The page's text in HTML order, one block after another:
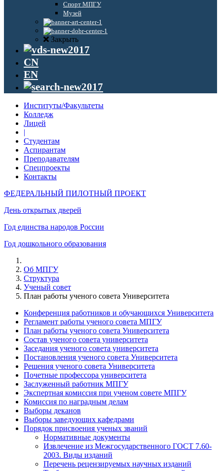
Спорт МПГУ
Музей
Закрыть
CN
EN
Институты/Факультеты
Колледж
Лицей
|
Студентам
Аспирантам
Преподавателям
Спецпроекты
Контакты
ФЕДЕРАЛЬНЫЙ ПИЛОТНЫЙ ПРОЕКТ
День открытых дверей
Год единства народов России
Год дошкольного образования
Об МПГУ
Структура
Ученый совет
План работы ученого совета Университета
Конференция работников и обучающихся Университета
Регламент работы ученого совета МПГУ
План работы ученого совета Университета
Состав ученого совета университета
Заседания ученого совета университета
Постановления ученого совета Университета
Решения ученого совета Университета
Почетные профессора университета
Заслуженный работник МПГУ
Экспертная комиссия при ученом совете МПГУ
Комиссия по наградным делам
Выборы деканов
Выборы заведующих кафедрами
Порядок присвоения ученых званий
Нормативные документы
Извлечение из Межгосударственного ГОСТ 7.60-
2003. Виды изданий
Перечень рецензируемых научных изданий